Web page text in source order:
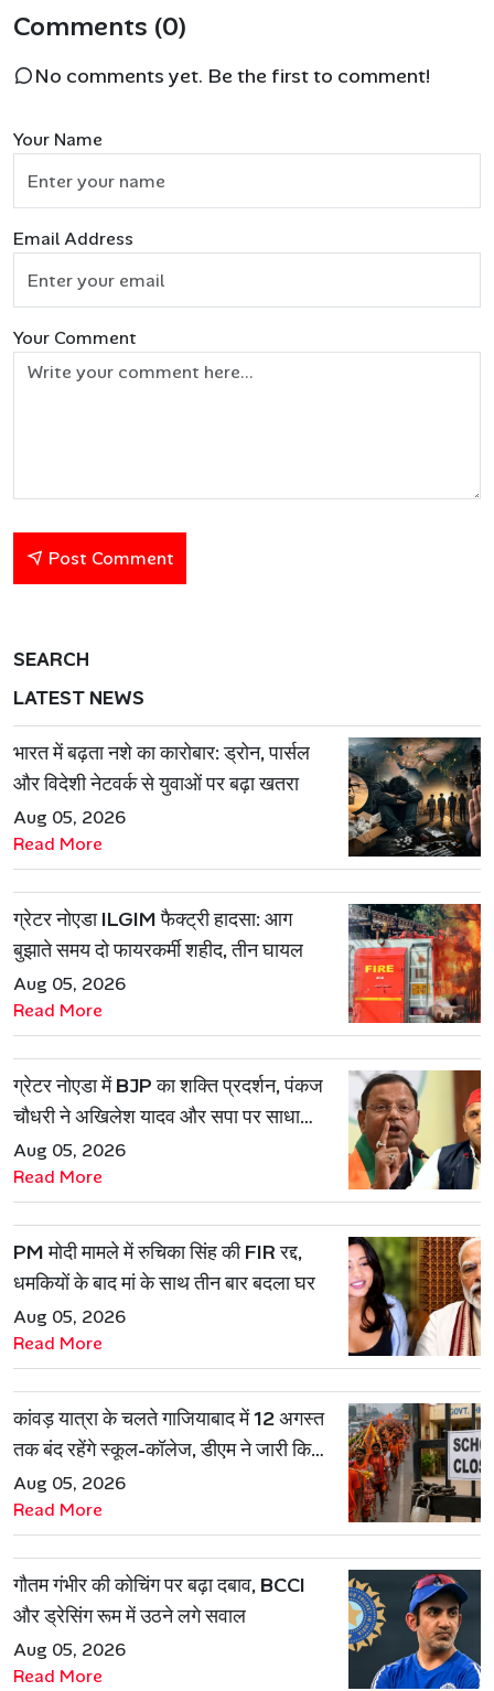
Comments (0)
No comments yet. Be the first to comment!
Your Name
Email Address
Your Comment
Post Comment
SEARCH
LATEST NEWS
भारत में बढ़ता नशे का कारोबार: ड्रोन, पार्सल
और विदेशी नेटवर्क से युवाओं पर बढ़ा खतरा
Aug 05, 2026
Read More
ग्रेटर नोएडा ILGIM फैक्ट्री हादसा: आग
बुझाते समय दो फायरकर्मी शहीद, तीन घायल
Aug 05, 2026
Read More
ग्रेटर नोएडा में BJP का शक्ति प्रदर्शन, पंकज
चौधरी ने अखिलेश यादव और सपा पर साधा
निशाना
Aug 05, 2026
Read More
PM मोदी मामले में रुचिका सिंह की FIR रद्द,
धमकियों के बाद मां के साथ तीन बार बदला घर
Aug 05, 2026
Read More
कांवड़ यात्रा के चलते गाजियाबाद में 12 अगस्त
तक बंद रहेंगे स्कूल-कॉलेज, डीएम ने जारी किया
आदेश
Aug 05, 2026
Read More
गौतम गंभीर की कोचिंग पर बढ़ा दबाव, BCCI
और ड्रेसिंग रूम में उठने लगे सवाल
Aug 05, 2026
Read More